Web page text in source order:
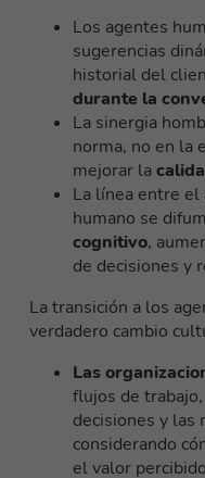
Los agentes
sugerencias
historial del
durante la
La sinergia
norma, no en la
mejorar la
La línea entre
humano se
cognitivo,
de decisiones y
La transición a los
verdadero cambio
Las
flujos de
decisiones y las
considerando
el valor